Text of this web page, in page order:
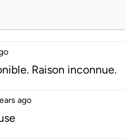
Raison inconnue.
ago